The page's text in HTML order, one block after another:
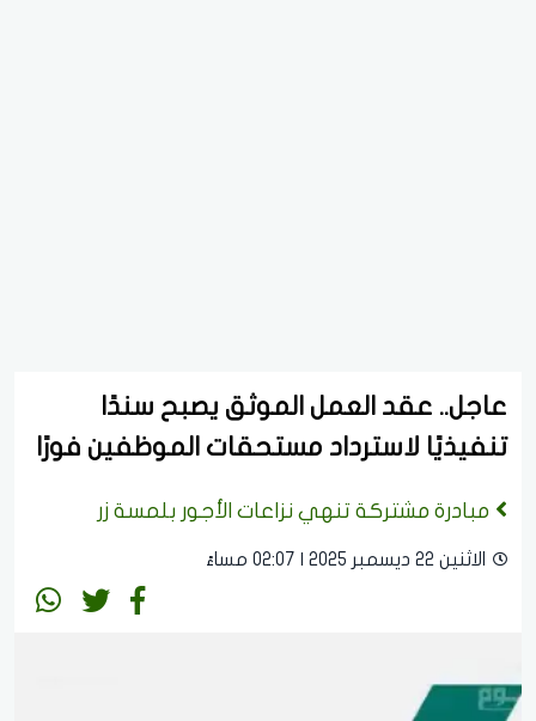
عاجل.. عقد العمل الموثق يصبح سندًا
تنفيذيًا لاسترداد مستحقات الموظفين فورًا
مبادرة مشتركة تنهي نزاعات الأجور بلمسة زر
الاثنين 22 ديسمبر 2025 | 02:07 مساءً